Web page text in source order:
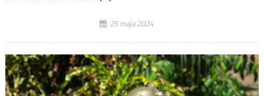
25 maja 2024